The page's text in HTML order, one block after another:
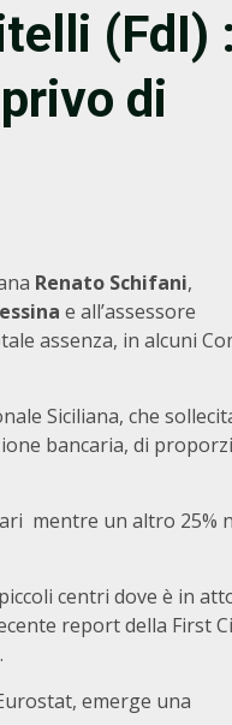
(FdI) :
di
Renato Schifani,
e all’assessore
assenza, in alcuni
Siciliana, che
bancaria, di
mentre un altro 25%
centri dove è in
report della First
emerge una